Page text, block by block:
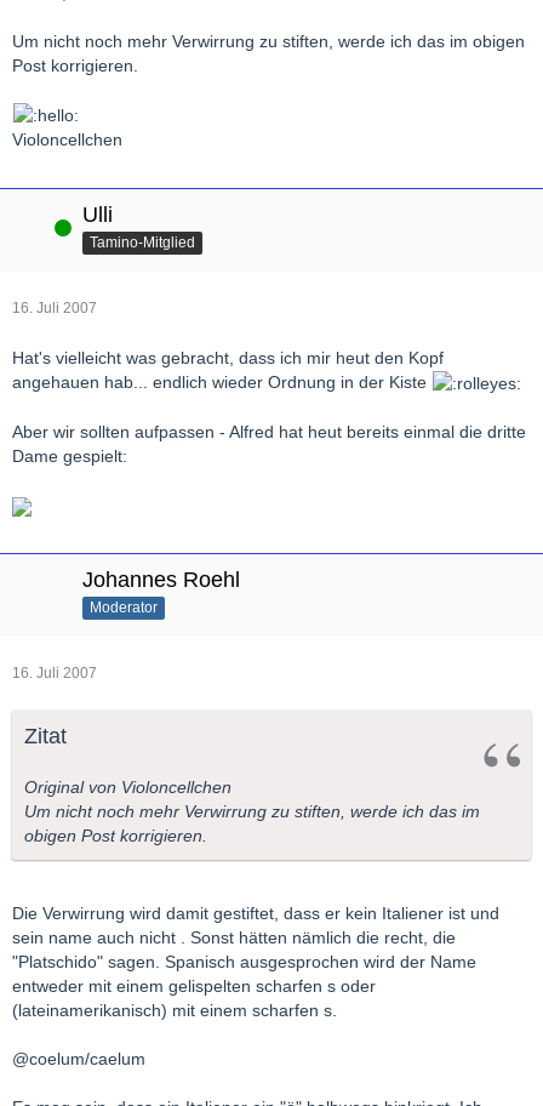
Um nicht noch mehr Verwirrung zu stiften, werde ich das im obigen
Post korrigieren.
Violoncellchen
Online Ulli
Tamino-Mitglied
16. Juli 2007
Hat's vielleicht was gebracht, dass ich mir heut den Kopf
angehauen hab... endlich wieder Ordnung in der Kiste
Aber wir sollten aufpassen - Alfred hat heut bereits einmal die dritte
Dame gespielt:
Johannes Roehl
Moderator
16. Juli 2007
Zitat
Original von Violoncellchen
Um nicht noch mehr Verwirrung zu stiften, werde ich das im
obigen Post korrigieren.
Die Verwirrung wird damit gestiftet, dass er kein Italiener ist und
sein name auch nicht . Sonst hätten nämlich die recht, die
"Platschido" sagen. Spanisch ausgesprochen wird der Name
entweder mit einem gelispelten scharfen s oder
(lateinamerikanisch) mit einem scharfen s.
@coelum/caelum